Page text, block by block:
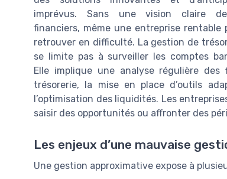
imprévus. Sans une vision claire
financiers, même une entreprise rentable
retrouver en difficulté. La gestion de
se limite pas à surveiller les comptes
Elle implique une analyse régulière des
trésorerie, la mise en place d’outils
l’optimisation des liquidités. Les
saisir des opportunités ou affronter des
Les enjeux d’une mauvaise
Une gestion approximative expose à